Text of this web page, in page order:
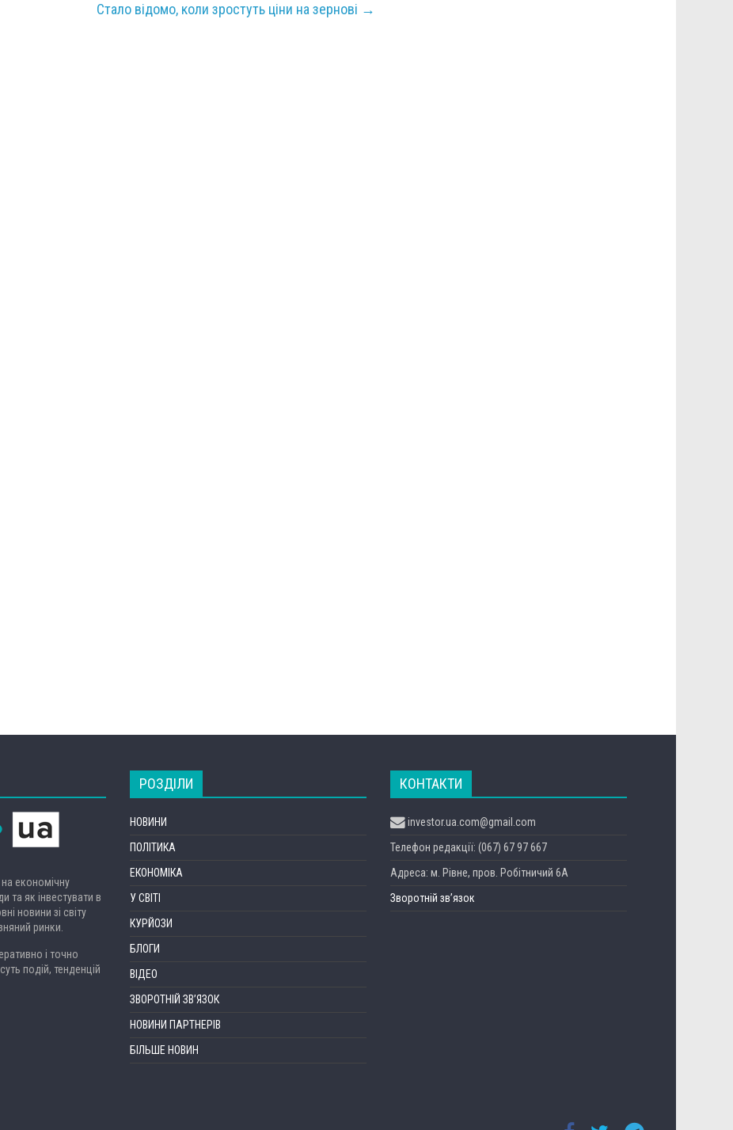
Стало відомо, коли зростуть ціни на зернові →
економічну
та як інвестувати в
новини зі світу
ринки.
і точно
подій, тенденцій
РОЗДІЛИ
НОВИНИ
ПОЛІТИКА
ЕКОНОМІКА
У СВІТІ
КУРЙОЗИ
БЛОГИ
ВІДЕО
ЗВОРОТНІЙ ЗВ’ЯЗОК
НОВИНИ ПАРТНЕРІВ
БІЛЬШЕ НОВИН
КОНТАКТИ
investor.ua.com@gmail.com
Телефон редакції: (067) 67 97 667
Адреса: м. Рівне, пров. Робітничий 6А
Зворотній зв’язок